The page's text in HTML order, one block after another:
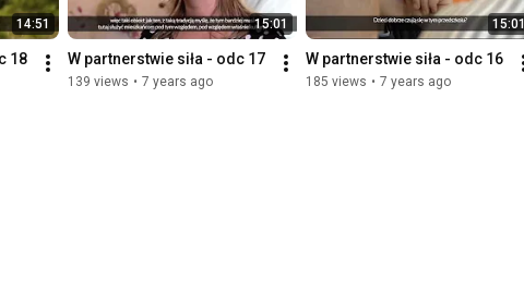
14:51
18
15:01
W partnerstwie siła - odc 17
139 views • 7 years ago
15:01
W partnerstwie siła - odc 16
185 views • 7 years ago